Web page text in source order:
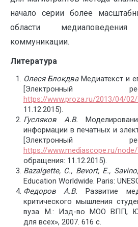
начало серии более
области
коммуникации.
Литература
Олеся БлокдваМедиатекст и
[Электронный
https://www.proza.ru/2013/04/
11.12.2015).
Гусляков А.В.
информации в печатных и
[Электронный
https://www.mediascope.ru/
обращения: 11.12.2015).
Bazalgette, C., Bevort, E.,
Education Worldwide. Paris:
Федоров А.В. Развитие
критического мышления
вуза. М.: Изд-во МОО ВПП,
для всех», 2007. 616 c.